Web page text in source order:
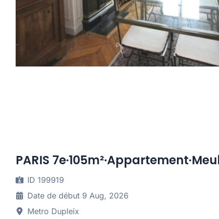
PARIS
ID 199919
Date de début 9 Aug, 2026
Metro Dupleix